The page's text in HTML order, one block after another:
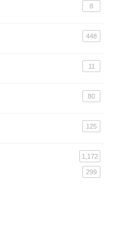
8
448
11
80
125
1,172
299